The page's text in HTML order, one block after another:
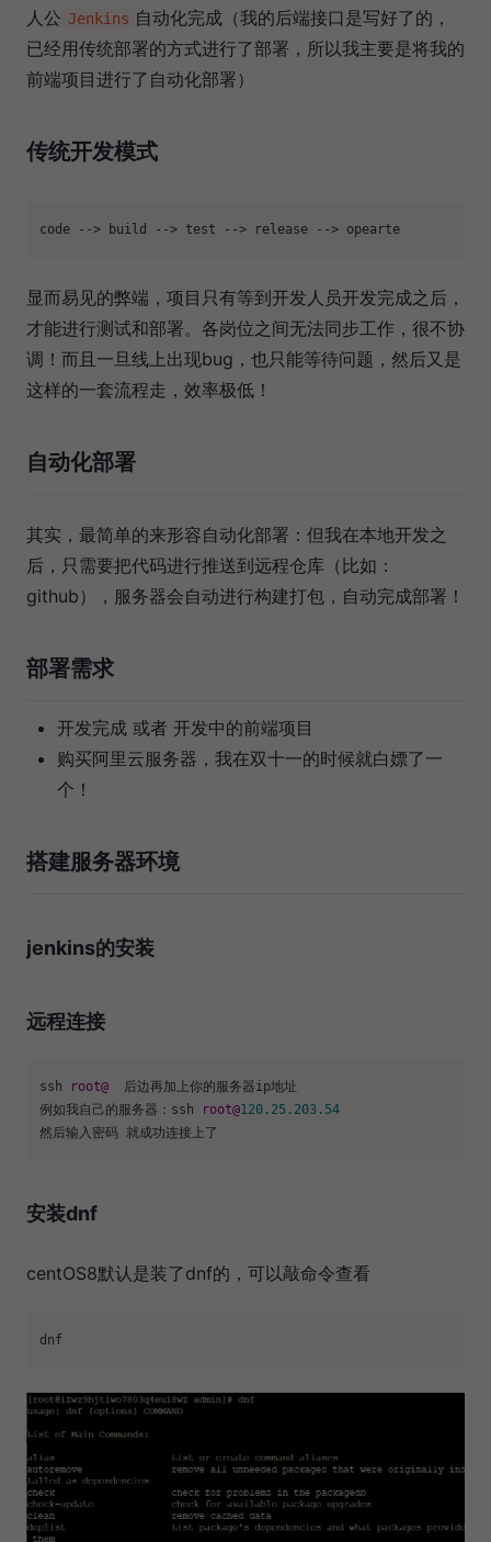
人公 Jenkins 自动化完成（我的后端接口是写好了的，
已经用传统部署的方式进行了部署，所以我主要是将我的
前端项目进行了自动化部署）
传统开发模式
code - -> build - -> test - -> release - ->
显而易见的弊端，项目只有等到开发人员开发完成之后，
才能进行测试和部署。各岗位之间无法同步工作，很不协
调！而且一旦线上出现bug，也只能等待问题，然后又是
这样的一套流程走，效率极低！
自动化部署
其实，最简单的来形容自动化部署：但我在本地开发之
后，只需要把代码进行推送到远程仓库（比如：
github），服务器会自动进行构建打包，自动完成部署！
部署需求
开发完成 或者 开发中的前端项目
购买阿里云服务器，我在双十一的时候就白嫖了一
个！
搭建服务器环境
jenkins的安装
远程连接
ssh root@
  后边再加上你的服务器ip地址
例如我自己的服务器：ssh
root@120.25 .203 .54
安装dnf
centOS8默认是装了dnf的，可以敲命令查看